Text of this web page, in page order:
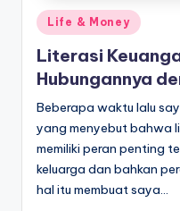
Posted
in
Life & Money
Literasi
Hubungannya
Beberapa waktu lalu
yang menyebut bahwa
memiliki peran penting
keluarga dan bahkan
hal itu membuat saya…